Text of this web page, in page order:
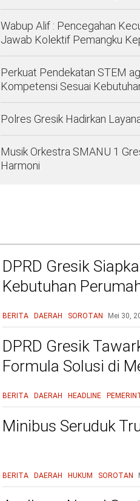
Wabup Alif : Pencegahan
Jawab Kolektif Pemangku
Perkuat Pendekatan STEM
Kompetensi Sesuai
Polres Gresik Hadirkan
Musik Orkestra SMANU 1
Harmoni
DPRD Gresik
Kebutuhan
BERITA DAERAH SOROTAN Mei 30,
DPRD Gresik
Formula Solusi di
BERITA DAERAH HEADLINE
Minibus Seruduk
BERITA DAERAH HUKUM SOROTAN